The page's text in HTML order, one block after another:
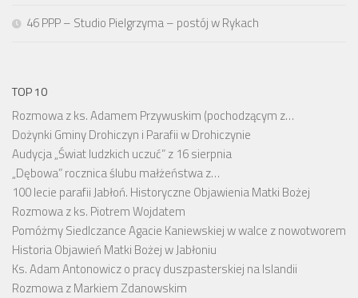
46 PPP – Studio Pielgrzyma – postój w Rykach
TOP 10
Rozmowa z ks. Adamem Przywuskim (pochodzącym z…
Dożynki Gminy Drohiczyn i Parafii w Drohiczynie
Audycja „Świat ludzkich uczuć” z 16 sierpnia
„Dębowa” rocznica ślubu małżeństwa z…
100 lecie parafii Jabłoń. Historyczne Objawienia Matki Bożej
Rozmowa z ks. Piotrem Wojdatem
Pomóżmy Siedlczance Agacie Kaniewskiej w walce z nowotworem
Historia Objawień Matki Bożej w Jabłoniu
Ks. Adam Antonowicz o pracy duszpasterskiej na Islandii
Rozmowa z Markiem Zdanowskim